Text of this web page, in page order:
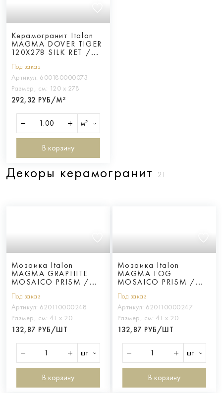
Керамогранит Italon
MAGMA DOVER TIGER
120X278 SILK RET /
ТАЙГЕР 120X278 СИЛК
ретт.
Под заказ
Артикул: 600180000073
Размер, см: 120 х 278
292,32 РУБ/М²
м²
В корзину
Декоры керамогранит 21
Мозаика Italon
MAGMA GRAPHITE
MOSAICO PRISM /
ПРИЗМ
Под заказ
Артикул: 620110000248
Размер, см: 41 х 20
132,87 РУБ/ШТ
шт
В корзину
Мозаика Italon
MAGMA FOG
MOSAICO PRISM /
Под заказ
Артикул: 620110000247
Размер, см: 41 х 20
132,87 РУБ/ШТ
шт
В корзину